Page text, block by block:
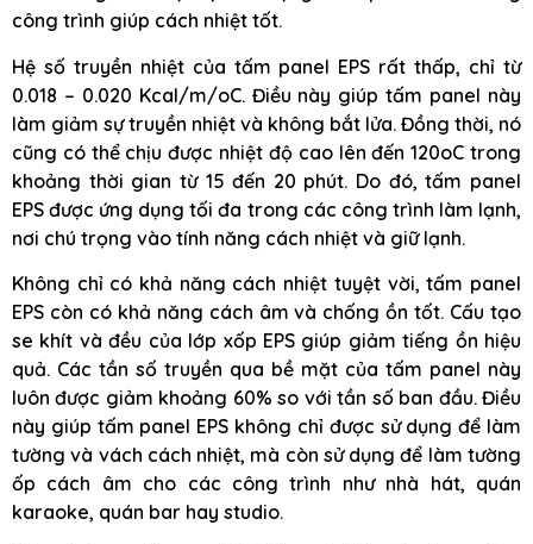
công trình giúp cách nhiệt tốt.
Hệ số truyền nhiệt của tấm panel EPS rất thấp, chỉ từ
0.018 – 0.020 Kcal/m/oC. Điều này giúp tấm panel này
làm giảm sự truyền nhiệt và không bắt lửa. Đồng thời, nó
cũng có thể chịu được nhiệt độ cao lên đến 120oC trong
khoảng thời gian từ 15 đến 20 phút. Do đó, tấm panel
EPS được ứng dụng tối đa trong các công trình làm lạnh,
nơi chú trọng vào tính năng cách nhiệt và giữ lạnh.
Không chỉ có khả năng cách nhiệt tuyệt vời, tấm panel
EPS còn có khả năng cách âm và chống ồn tốt. Cấu tạo
se khít và đều của lớp xốp EPS giúp giảm tiếng ồn hiệu
quả. Các tần số truyền qua bề mặt của tấm panel này
luôn được giảm khoảng 60% so với tần số ban đầu. Điều
này giúp tấm panel EPS không chỉ được sử dụng để làm
tường và vách cách nhiệt, mà còn sử dụng để làm tường
ốp cách âm cho các công trình như nhà hát, quán
karaoke, quán bar hay studio.